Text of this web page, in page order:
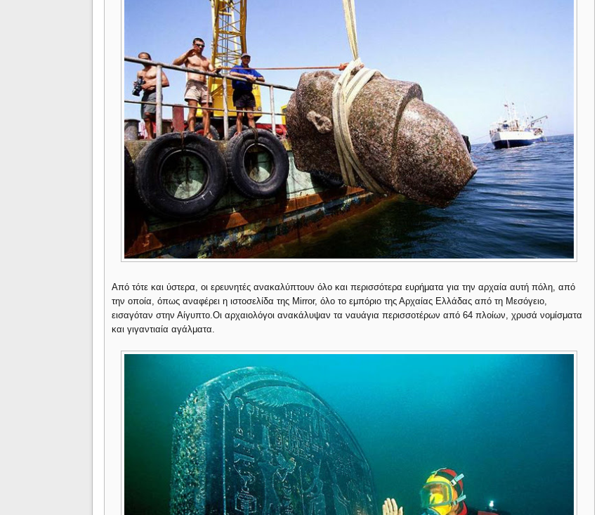
Από τότε και ύστερα, οι ερευνητές ανακαλύπτουν όλο και περισσότερα ευρήματα για την αρχαία αυτή πόλη, από
την οποία, όπως αναφέρει η ιστοσελίδα της Mirror, όλο το εμπόριο της Αρχαίας Ελλάδας από τη Μεσόγειο,
εισαγόταν στην Αίγυπτο.Οι αρχαιολόγοι ανακάλυψαν τα ναυάγια περισσοτέρων από 64 πλοίων, χρυσά νομίσματα
και γιγαντιαία αγάλματα.